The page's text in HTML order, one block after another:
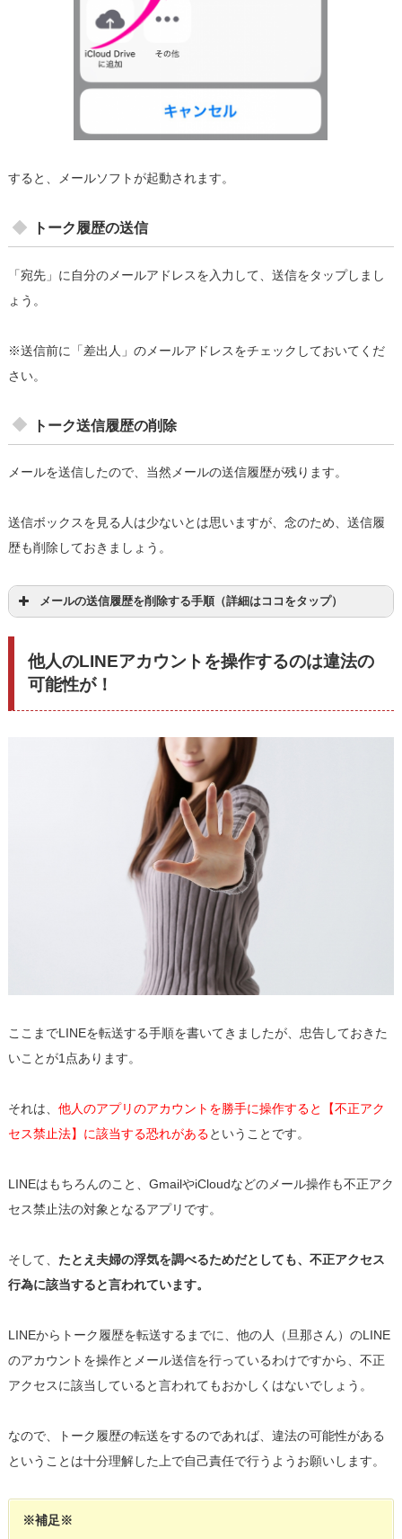
すると、メールソフトが起動されます。
トーク履歴の送信
「宛先」に自分のメールアドレスを入力して、送信をタップしまし
ょう。
※送信前に「差出人」のメールアドレスをチェックしておいてくだ
さい。
トーク送信履歴の削除
メールを送信したので、当然メールの送信履歴が残ります。
送信ボックスを見る人は少ないとは思いますが、念のため、送信履
歴も削除しておきましょう。
メールの送信履歴を削除する手順（詳細はココをタップ）
他人のLINEアカウントを操作するのは違法の
可能性が！
ここまでLINEを転送する手順を書いてきましたが、忠告しておきた
いことが1点あります。
それは、 他人のアプリのアカウントを勝手に操作すると【不正アク
セス禁止法】に該当する恐れがあるということです。
LINEはもちろんのこと、GmailやiCloudなどのメール操作も不正アク
セス禁止法の対象となるアプリです。
そして、 たとえ夫婦の浮気を調べるためだとしても、不正アクセス
行為に該当すると言われています。
LINEからトーク履歴を転送するまでに、他の人（旦那さん）のLINE
のアカウントを操作とメール送信を行っているわけですから、不正
アクセスに該当していると言われてもおかしくはないでしょう。
なので、トーク履歴の転送をするのであれば、違法の可能性がある
ということは十分理解した上で自己責任で行うようお願いします。
※補足※